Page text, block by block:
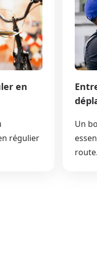
en
régulier
Un